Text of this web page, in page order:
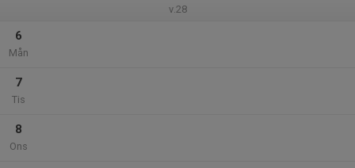
v.28
6
Mån
7
Tis
8
Ons